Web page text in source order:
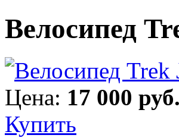
Велосипед
Цена: 17 000 руб.
Купить